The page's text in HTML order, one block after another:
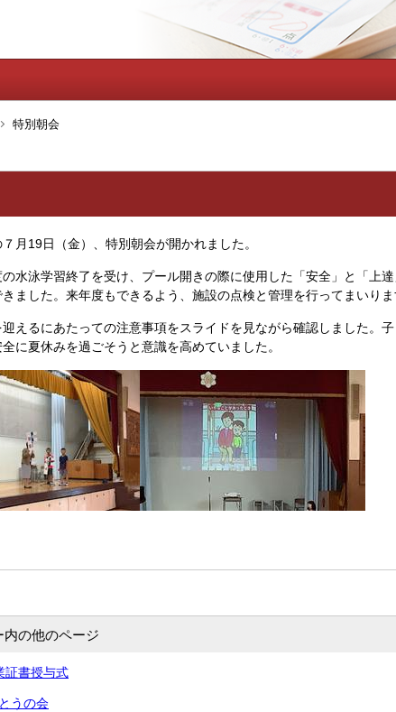
特別朝会
月19日（金）、特別朝会が開かれました。
水泳学習終了を受け、プール開きの際に使用した「安全」と「上
ました。来年度もできるよう、施設の点検と管理を行ってまいりま
えるにあたっての注意事項をスライドを見ながら確認しました。
に夏休みを過ごそうと意識を高めていました。
内の他のページ
書授与式
うの会